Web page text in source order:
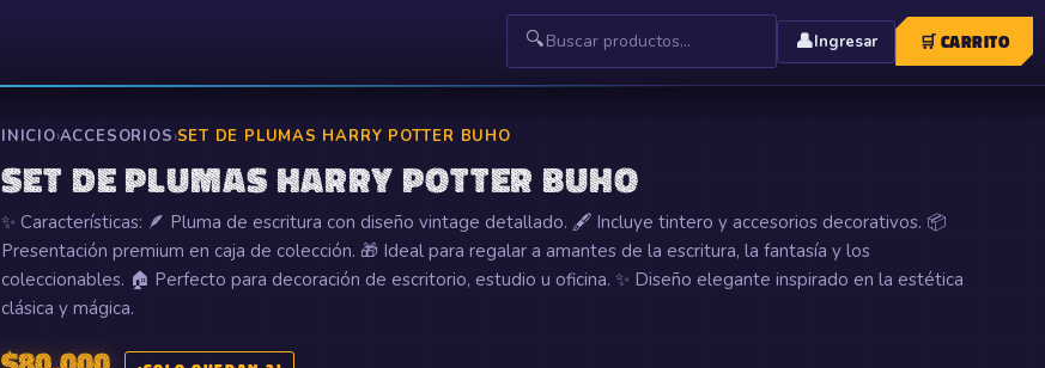
🔍 👤Ingresar 🛒CARRITO
INICIO›ACCESORIOS›SET DE PLUMAS HARRY POTTER BUHO
SET DE PLUMAS HARRY POTTER BUHO
✨ Características: 🪶 Pluma de escritura con diseño vintage detallado. 🖋️ Incluye tintero y accesorios decorativos. 📦
Presentación premium en caja de colección. 🎁 Ideal para regalar a amantes de la escritura, la fantasía y los
coleccionables. 🏠 Perfecto para decoración de escritorio, estudio u oficina. ✨ Diseño elegante inspirado en la estética
clásica y mágica.